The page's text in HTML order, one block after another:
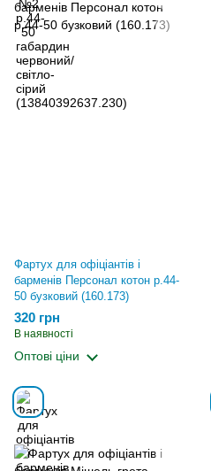
Фартух для офіціантів і
барменів Персонал котон р.44-
50 бузковий (160.173)
320 грн
В наявності
Оптові ціни